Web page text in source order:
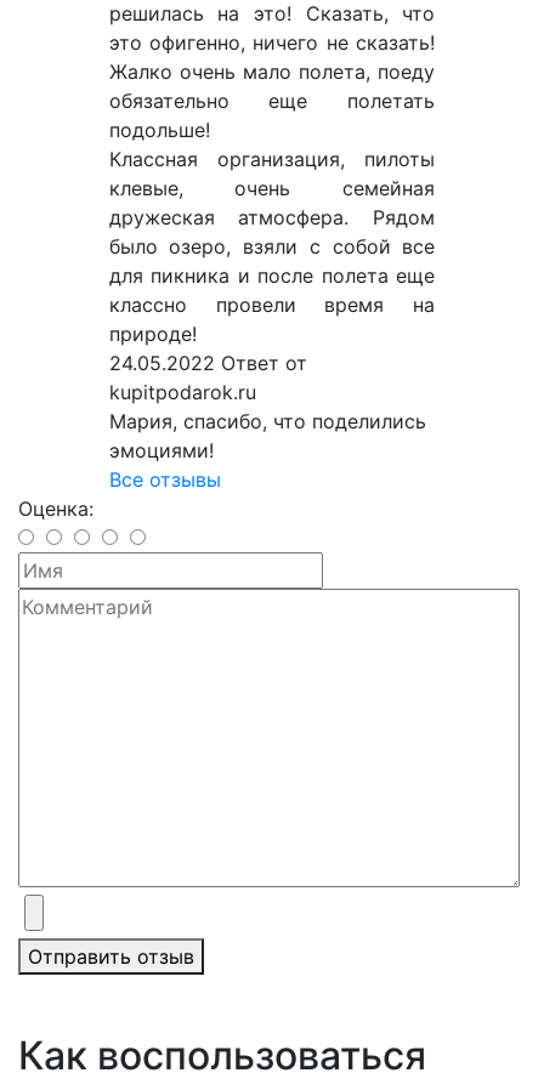
решилась на это! Сказать, что
это офигенно, ничего не сказать!
Жалко очень мало полета, поеду
обязательно еще полетать
подольше!
Классная организация, пилоты
клевые, очень семейная
дружеская атмосфера. Рядом
было озеро, взяли с собой все
для пикника и после полета еще
классно провели время на
природе!
24.05.2022 Ответ от
kupitpodarok.ru
Мария, спасибо, что поделились
эмоциями!
Все отзывы
Оценка:
Отправить отзыв
Как воспользоваться